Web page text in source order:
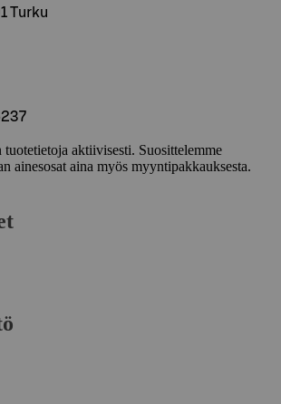
Turku
aktiivisesti. Suosittelemme
ainesosat aina myös myyntipakkauksesta.